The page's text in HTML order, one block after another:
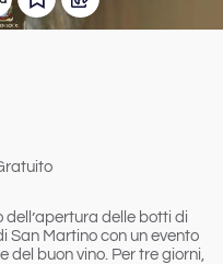
dell’apertura delle botti di
San Martino con un evento
buon vino. Per tre giorni,